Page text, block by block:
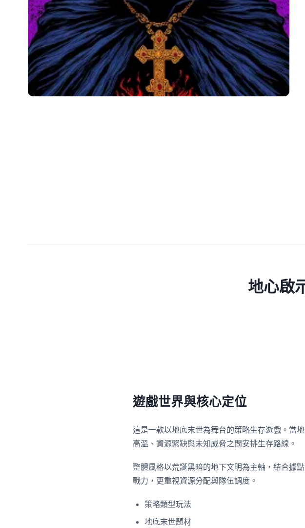
地心啟
遊戲世界與核心定位
這是一款以地底末世為舞台的策略生存遊戲。當
高溫、資源緊缺與未知威脅之間安排生存路線。
整體風格以荒誕黑暗的地下文明為主軸，結合據
戰力，更重視資源分配與隊伍調度。
策略類型玩法
地底末世題材